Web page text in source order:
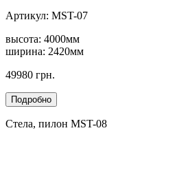
Артикул: MST-07
высота: 4000мм
ширина: 2420мм
49980 грн.
Стела, пилон MST-08